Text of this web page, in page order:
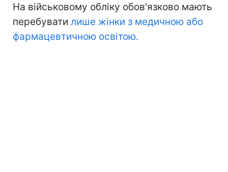
На військовому обліку обов'язково мають
перебувати лише жінки з медичною або
фармацевтичною освітою.